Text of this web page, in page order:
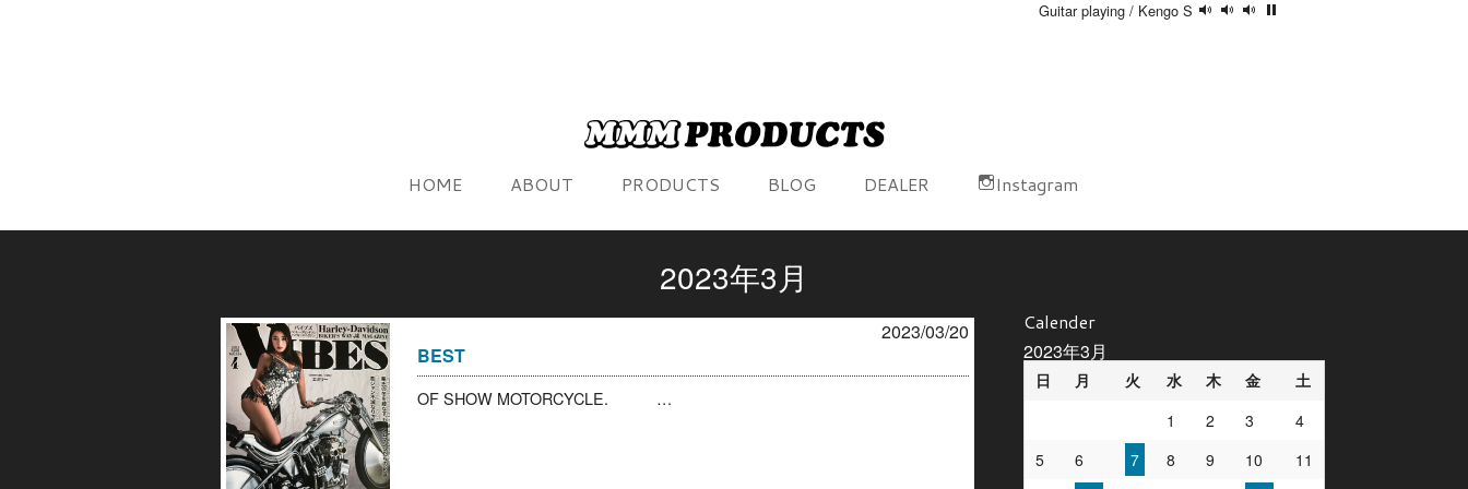
Guitar playing / Kengo S
HOME ABOUT PRODUCTS BLOG DEALER Instagram
2023年3月
2023/03/20
BEST
OF SHOW MOTORCYCLE. …
Calender
2023年3月
日 月 火 水 木 金 土
1 2 3
4
5
6 7 8 9 10
11